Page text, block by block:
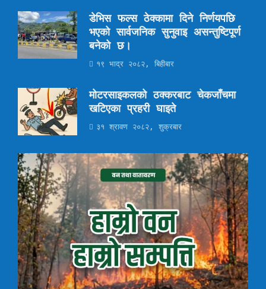
डेभिस फल्स ठेक्कामा दिने निर्णयपछि
भएको सार्वजनिक सुनुवाइ असन्तुष्टिपूर्ण
बनेको छ।
१९ भाद्र २०८२, बिहीबार
मोटरसाइकलको ठक्करबाट चेकजाँचमा
खटिएका प्रहरी घाइते
३१ श्रावण २०८२, शुक्रबार